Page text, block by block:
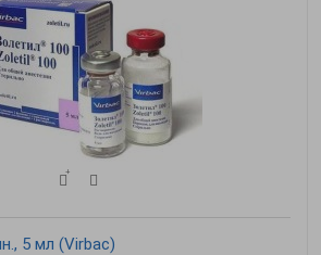
5 мл (Virbac)